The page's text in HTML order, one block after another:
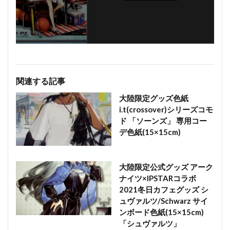
関連する記事
大陸限定グッズ色紙
i.t(crossover)シリーズコモ
ド 「ソーンズ」 専用コー
デ色紙(15×15cm)
大陸限定公式グッズ アーク
ナイツ×IPSTARコラボ
2021冬日カフェグッズ シ
ュヴァルツ/Schwarz サイ
ンボード色紙(15×15cm)
「シュヴァルツ」